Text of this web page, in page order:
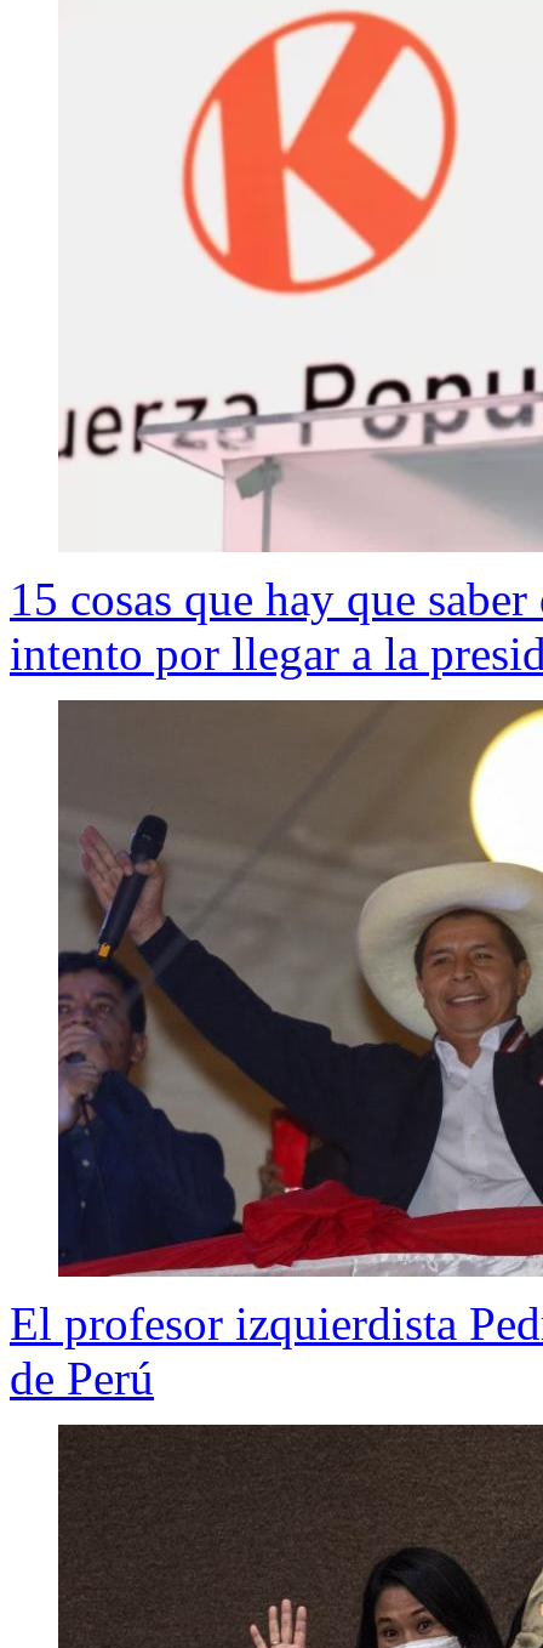
15 cosas que hay que
intento por llegar a la
El profesor izquierdista
de Perú